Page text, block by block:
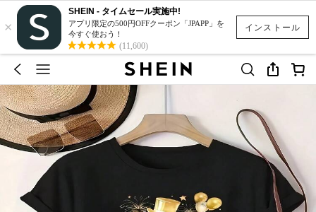
インストール
×
SHEIN - タイムセール実施中!
アプリ限定の500円OFFクーポン「JPAPP」を
今すぐ使おう！
(11,600)